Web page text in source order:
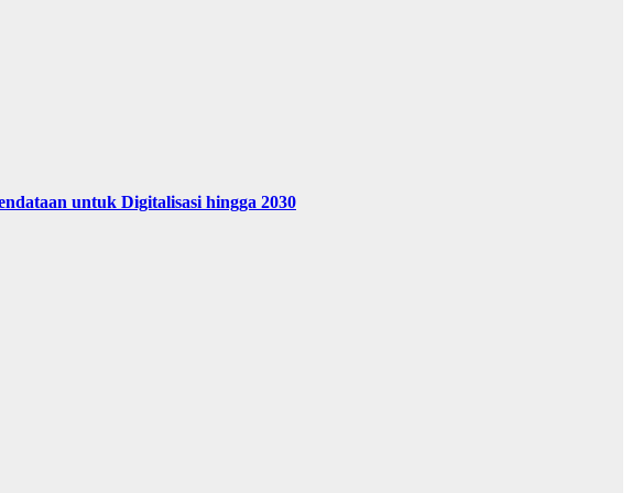
untuk Digitalisasi hingga 2030